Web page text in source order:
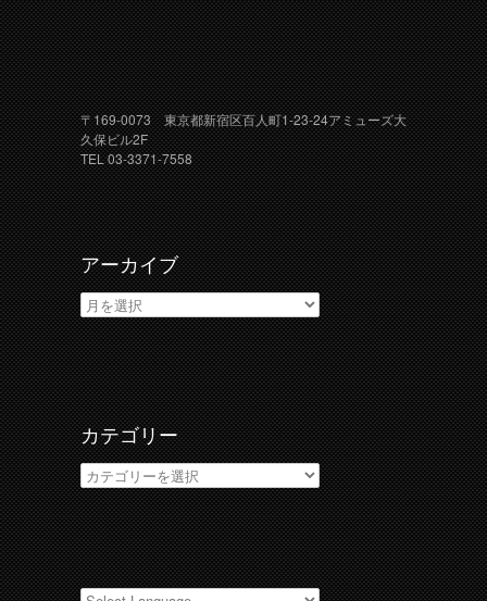
〒169-0073 東京都新宿区百人町1-23-24アミューズ大
久保ビル2F
TEL 03-3371-7558
アーカイブ
ア
ー
カ
イ
ブ
カテゴリー
カ
テ
ゴ
リ
ー